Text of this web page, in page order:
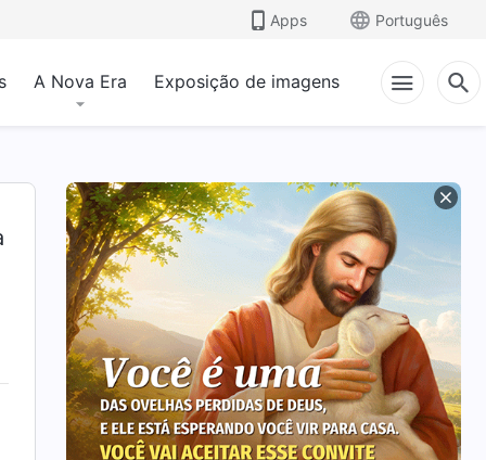
Apps Português
A Nova Era Exposição de imagens